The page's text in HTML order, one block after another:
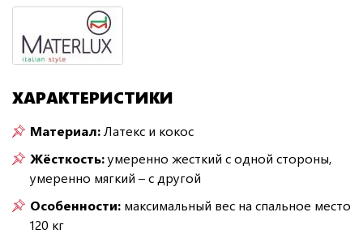
ХАРАКТЕРИСТИКИ
Материал:Латекс и кокос
Жёсткость:умеренно жесткий с одной стороны,
умеренно мягкий – с другой
Особенности: максимальный вес на спальное место
120 кг